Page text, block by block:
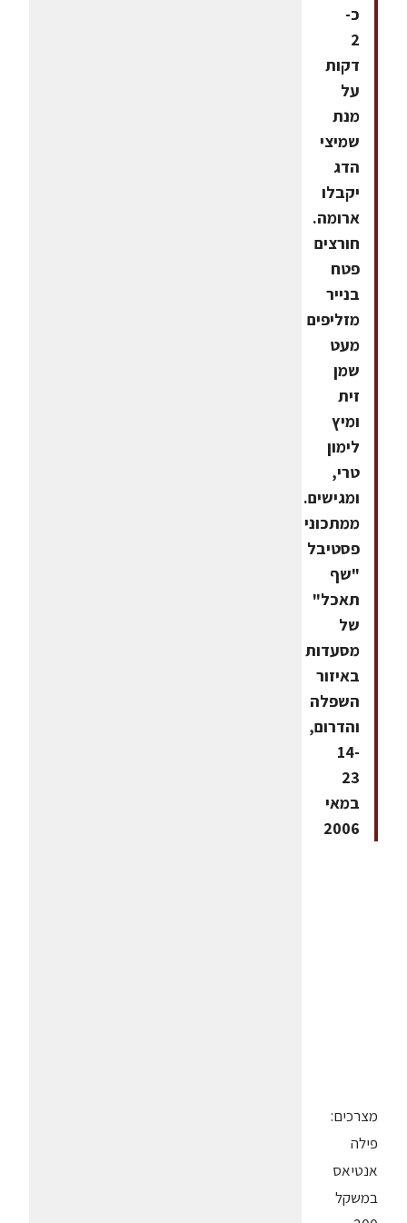
כ-
2
דקות
על
מנת
שמיצי
הדג
יקבלו
ארומה.
חורצים
פטח
בנייר
מזליפים
מעט
שמן
זית
ומיץ
לימון
טרי,
ומגישים.
ממתכוני
פסטיבל
"שף
תאכל"
של
מסעדות
באיזור
השפלה
והדרום,
14-
23
במאי
2006
מצרכים:
פילה
אנטיאס
במשקל